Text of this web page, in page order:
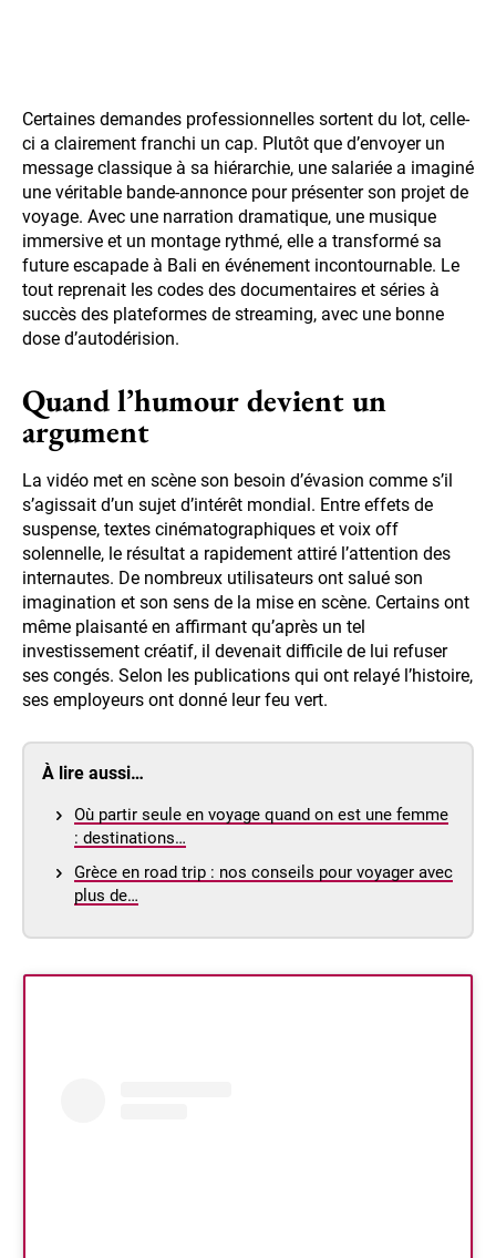
Certaines demandes professionnelles sortent du lot, celle-
ci a clairement franchi un cap. Plutôt que d’envoyer un
message classique à sa hiérarchie, une salariée a imaginé
une véritable bande-annonce pour présenter son projet de
voyage. Avec une narration dramatique, une musique
immersive et un montage rythmé, elle a transformé sa
future escapade à Bali en événement incontournable. Le
tout reprenait les codes des documentaires et séries à
succès des plateformes de streaming, avec une bonne
dose d’autodérision.
Quand l’humour devient un
argument
La vidéo met en scène son besoin d’évasion comme s’il
s’agissait d’un sujet d’intérêt mondial. Entre effets de
suspense, textes cinématographiques et voix off
solennelle, le résultat a rapidement attiré l’attention des
internautes. De nombreux utilisateurs ont salué son
imagination et son sens de la mise en scène. Certains ont
même plaisanté en affirmant qu’après un tel
investissement créatif, il devenait difficile de lui refuser
ses congés. Selon les publications qui ont relayé l’histoire,
ses employeurs ont donné leur feu vert.
À lire aussi…
Où partir seule en voyage quand on est une femme
: destinations…
Grèce en road trip : nos conseils pour voyager avec
plus de…